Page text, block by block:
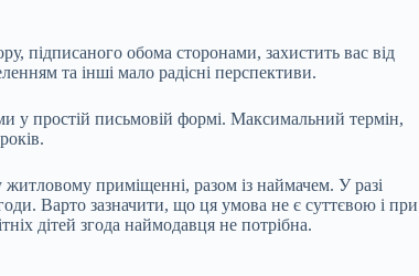
підписаного обома сторонами, захистить вас від
та інші мало радісні перспективи.
у простій письмовій формі. Максимальний термін,
приміщенні, разом із наймачем. У разі
Варто зазначити, що ця умова не є суттєвою і при
дітей згода наймодавця не потрібна.